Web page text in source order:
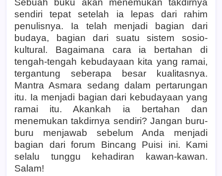
Sebuah buku akan menemukan takdirnya
sendiri tepat setelah ia lepas dari rahim
penulisnya. Ia telah menjadi bagian dari
budaya, bagian dari suatu sistem sosio-
kultural. Bagaimana cara ia bertahan di
tengah-tengah kebudayaan kita yang ramai,
tergantung seberapa besar kualitasnya.
Mantra Asmara sedang dalam pertarungan
itu. Ia menjadi bagian dari kebudayaan yang
ramai itu. Akankah ia bertahan dan
menemukan takdirnya sendiri? Jangan buru-
buru menjawab sebelum Anda menjadi
bagian dari forum Bincang Puisi ini. Kami
selalu tunggu kehadiran kawan-kawan.
Salam!